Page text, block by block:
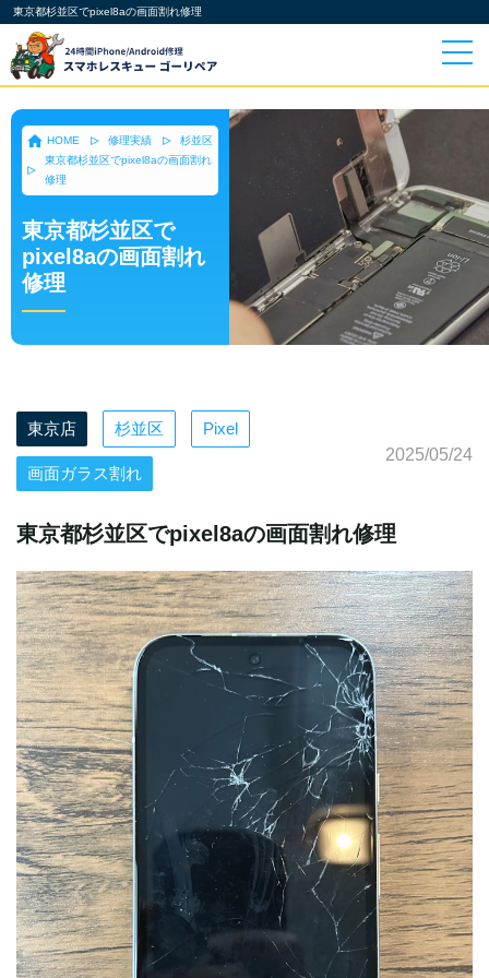
東京都杉並区でpixel8aの画面割れ修理
HOME 修理実績
杉並区
東京都杉並区でpixel8aの画面割れ
修理
東京都杉並区で
pixel8aの画面割れ
修理
東京店 杉並区 Pixel
画面ガラス割れ
2025/05/24
東京都杉並区でpixel8aの画面割れ修理